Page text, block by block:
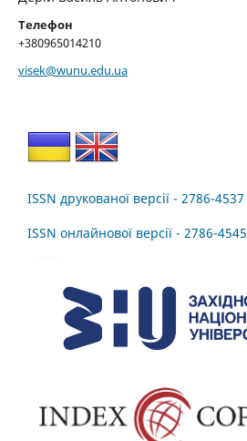
Телефон
+380965014210
visek@wunu.edu.ua
ISSN друкованої версії - 2786-4537
ISSN онлайнової версії - 2786-4545